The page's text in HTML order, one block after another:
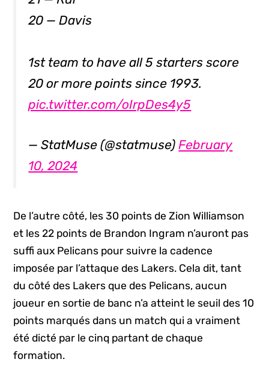
20 — Davis
1st team to have all 5 starters score
20 or more points since 1993.
pic.twitter.com/oIrpDes4y5
— StatMuse (@statmuse)February
10, 2024
De l’autre côté, les 30 points de Zion Williamson
et les 22 points de Brandon Ingram n’auront pas
suffi aux Pelicans pour suivre la cadence
imposée par l’attaque des Lakers. Cela dit, tant
du côté des Lakers que des Pelicans, aucun
joueur en sortie de banc n’a atteint le seuil des 10
points marqués dans un match qui a vraiment
été dicté par le cinq partant de chaque
formation.